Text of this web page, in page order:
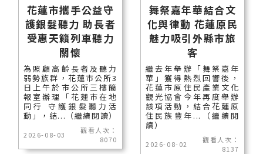
花蓮市攜手公益守
護銀髮聽力 助長者
受惠天籟列車聽力
關懷
為照顧高齡長者及聽力
弱勢族群，花蓮市公所3
日上午於市公所三樓簡
報室辦理「花蓮市在地
同行 守護銀髮聽力活
動」，結...（繼續閱讀）
2026-08-03
觀看人次：
8070
舞祭嘉年華結合文
化與律動 花蓮原民
魅力吸引外縣市旅
客
繼去年舉辦「舞祭嘉年
華」獲得熱烈回響後，
花蓮市原住民產業文化
觀光協會今年再度舉辦
該項活動，結合花蓮原
住民族豐年...（繼續閱
讀）
2026-08-02
觀看人次：
8137